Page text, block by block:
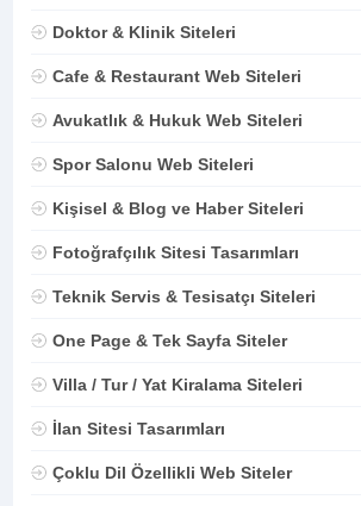
Doktor & Klinik Siteleri
Cafe & Restaurant Web Siteleri
Avukatlık & Hukuk Web Siteleri
Spor Salonu Web Siteleri
Kişisel & Blog ve Haber Siteleri
Fotoğrafçılık Sitesi Tasarımları
Teknik Servis & Tesisatçı Siteleri
One Page & Tek Sayfa Siteler
Villa / Tur / Yat Kiralama Siteleri
İlan Sitesi Tasarımları
Çoklu Dil Özellikli Web Siteler